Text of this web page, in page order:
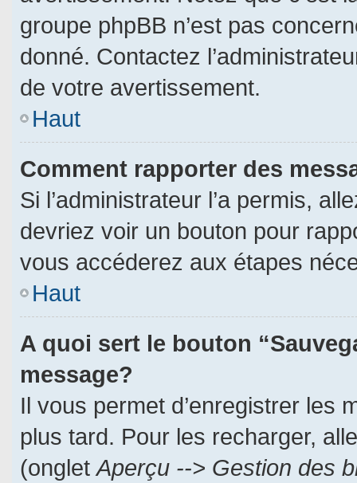
groupe phpBB n’est pas
donné. Contactez
de votre avertissement.
Haut
Comment rapporter des
Si l’administrateur l’a permis,
devriez voir un bouton pour
vous accéderez aux étapes
Haut
A quoi sert le bouton
message?
Il vous permet d’enregistrer les
plus tard. Pour les recharger,
(ongletAperçu --> Gestion des